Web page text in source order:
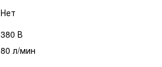
Нет
380 В
80 л/мин